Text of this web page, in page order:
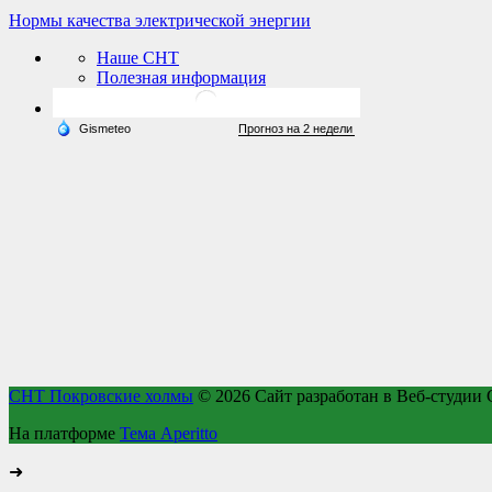
Нормы качества электрической энергии
Наше СНТ
Полезная информация
СНТ Покровские холмы © 2026 Сайт разработан в Веб-
На платформе Тема Aperitto
➜